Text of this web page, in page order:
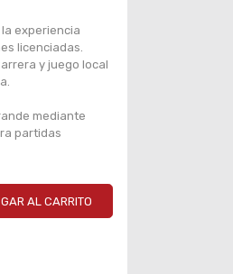
la experiencia
licenciadas.
y juego local
mediante
partidas
AL CARRITO